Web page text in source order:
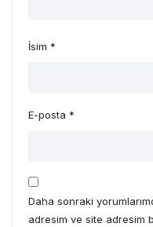
İsim *
E-posta *
Daha sonraki
adresim ve site adresim